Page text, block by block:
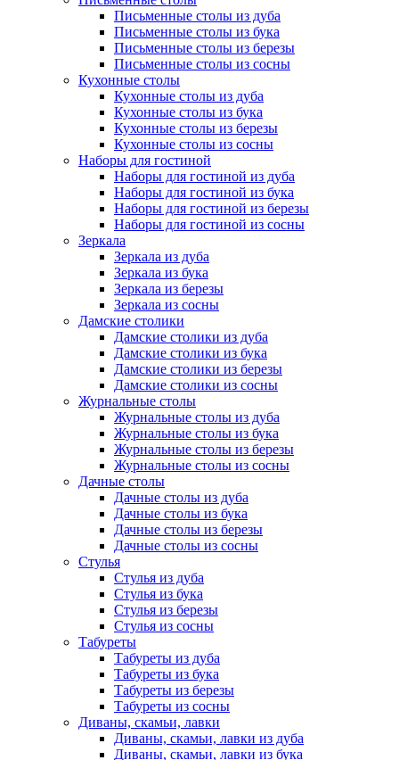
Письменные столы из дуба
Письменные столы из бука
Письменные столы из березы
Письменные столы из сосны
Кухонные столы
Кухонные столы из дуба
Кухонные столы из бука
Кухонные столы из березы
Кухонные столы из сосны
Наборы для гостиной
Наборы для гостиной из дуба
Наборы для гостиной из бука
Наборы для гостиной из березы
Наборы для гостиной из сосны
Зеркала
Зеркала из дуба
Зеркала из бука
Зеркала из березы
Зеркала из сосны
Дамские столики
Дамские столики из дуба
Дамские столики из бука
Дамские столики из березы
Дамские столики из сосны
Журнальные столы
Журнальные столы из дуба
Журнальные столы из бука
Журнальные столы из березы
Журнальные столы из сосны
Дачные столы
Дачные столы из дуба
Дачные столы из бука
Дачные столы из березы
Дачные столы из сосны
Стулья
Стулья из дуба
Стулья из бука
Стулья из березы
Стулья из сосны
Табуреты
Табуреты из дуба
Табуреты из бука
Табуреты из березы
Табуреты из сосны
Диваны, скамьи, лавки
Диваны, скамьи, лавки из дуба
Диваны, скамьи, лавки из бука